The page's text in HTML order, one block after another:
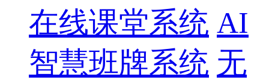
在线课堂系统 AI
智慧班牌系统 无